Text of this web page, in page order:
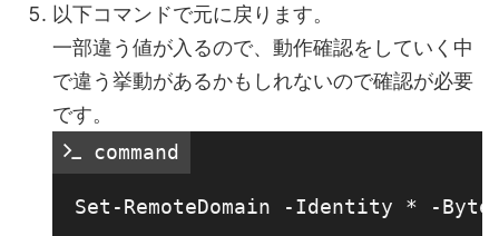
以下コマンドで元に戻ります。
一部違う値が入るので、動作確認をしていく中
で違う挙動があるかもしれないので確認が必要
です。
command